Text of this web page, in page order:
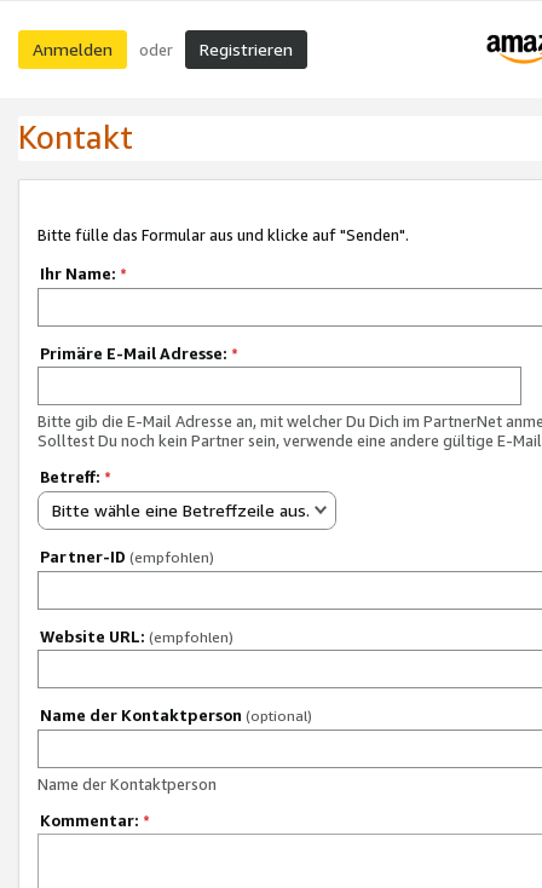
Anmelden oder Registrieren
Kontakt
Bitte fülle das Formular aus und klicke auf "Senden".
Ihr Name: *
Primäre E-Mail Adresse: *
Bitte gib die E-Mail Adresse an, mit welcher Du Dich im PartnerNet
Solltest Du noch kein Partner sein, verwende eine andere gültige E-
Betreff: *
Bitte wähle eine Betreffzeile aus.
Partner-ID (empfohlen)
Website URL: (empfohlen)
Name der Kontaktperson (optional)
Name der Kontaktperson
Kommentar: *